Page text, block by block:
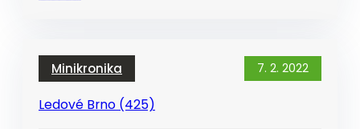
Minikronika 7. 2. 2022
Ledové Brno (425)